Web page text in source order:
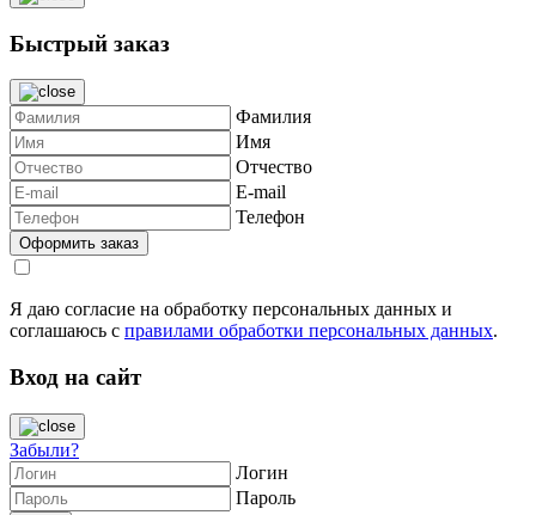
Быстрый заказ
Фамилия
Имя
Отчество
E-mail
Телефон
Я даю согласие на обработку персональных данных и
соглашаюсь с правилами обработки персональных данных.
Вход на сайт
Забыли?
Логин
Пароль